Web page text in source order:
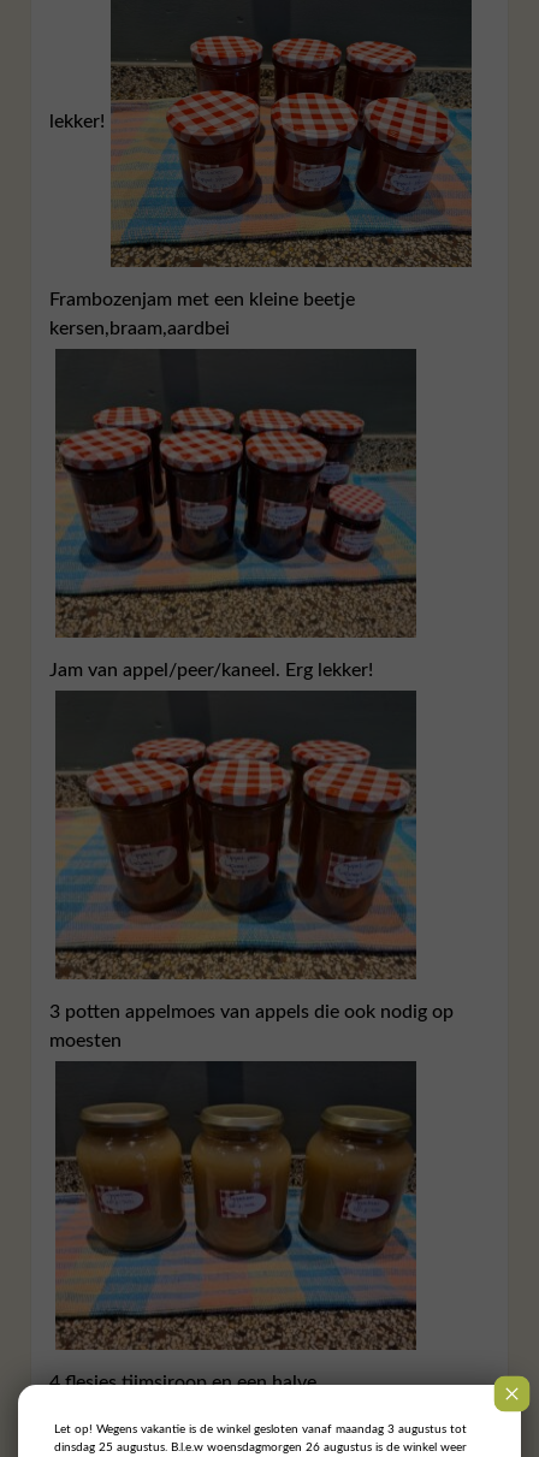
lekker!
Frambozenjam met een kleine beetje
kersen,braam,aardbei
Jam van appel/peer/kaneel. Erg lekker!
3 potten appelmoes van appels die ook nodig op
moesten
4 flesjes tijmsiroop en een halve
Let op! Wegens vakantie is de winkel gesloten vanaf maandag 3 augustus tot
dinsdag 25 augustus. B.l.e.w woensdagmorgen 26 augustus is de winkel weer